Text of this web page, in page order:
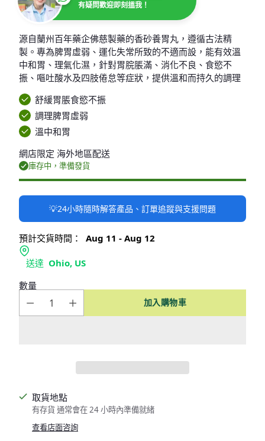
有疑問歡迎即刻搵我！
源自蘭州百年藥企佛慈製藥的香砂養胃丸，遵循古法精
製。專為脾胃虛弱、運化失常所致的不適而設，能有效溫
中和胃、理氣化濕，針對胃脘脹滿、消化不良、食慾不
振、嘔吐酸水及四肢倦怠等症狀，提供溫和而持久的調理
舒緩胃脹食慾不振
調理脾胃虛弱
溫中和胃
網店限定 海外地區配送
庫存中，準備發貨
💡24小時隨時解答產品、訂單追蹤與支援問題
預計交貨時間： Aug 11 - Aug 12
送達 Ohio, US
數量
加入購物車
取貨地點
有存貨 通常會在 24 小時內準備就緒
查看店面咨詢